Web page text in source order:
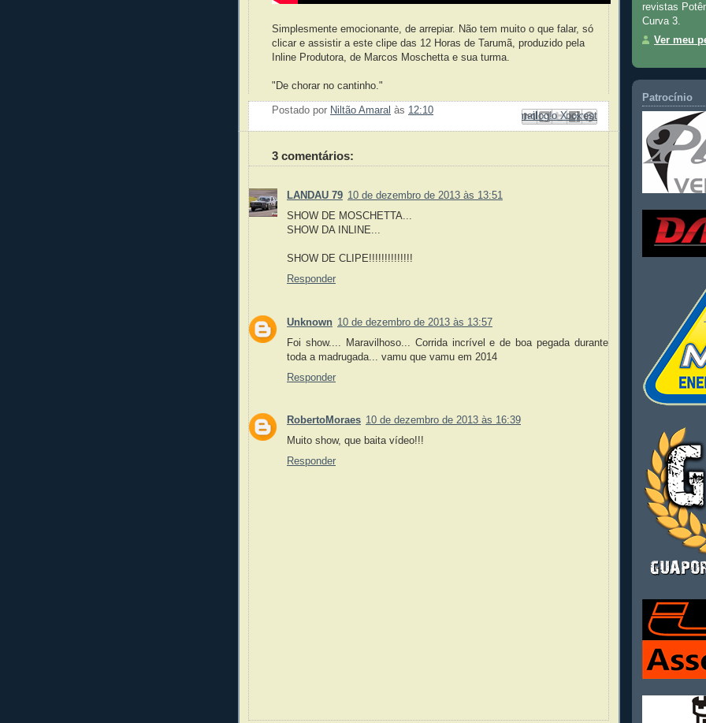
Simplesmente emocionante, de arrepiar. Não tem muito o que falar, só
clicar e assistir a este clipe das 12 Horas de Tarumã, produzido pela
Inline Produtora, de Marcos Moschetta e sua turma.
"De chorar no cantinho."
Postado por Niltão Amaral às 12:10 Enviar por e-mail
Postar no blog!
Compartilhar no X
Compartilhar no Facebook
Compartilhar com o Pinterest
3 comentários:
LANDAU 79 10 de dezembro de 2013 às 13:51
SHOW DE MOSCHETTA...
SHOW DA INLINE...
SHOW DE CLIPE!!!!!!!!!!!!!!
Responder
Unknown 10 de dezembro de 2013 às 13:57
Foi show.... Maravilhoso... Corrida incrível e de boa pegada durante
toda a madrugada... vamu que vamu em 2014
Responder
RobertoMoraes 10 de dezembro de 2013 às 16:39
Muito show, que baita vídeo!!!
Responder
revistas
Curva 3.
Ver meu
Patrocínio